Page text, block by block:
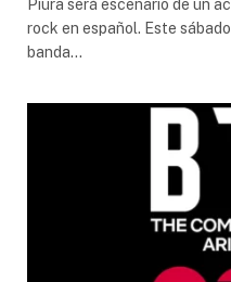
Piura será escenario de un
rock en español. Este
banda…